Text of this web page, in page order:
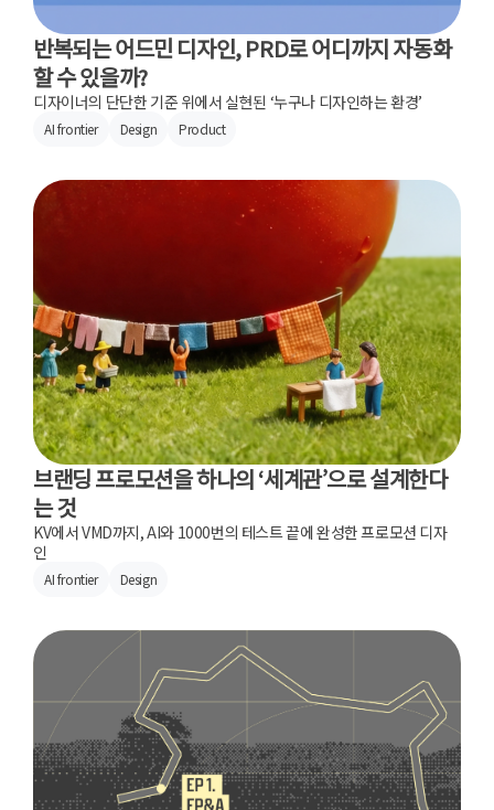
반복되는 어드민 디자인, PRD로 어디까지 자동화
할 수 있을까?
디자이너의 단단한 기준 위에서 실현된 ‘누구나 디자인하는 환경’
AI frontier Design Product
브랜딩 프로모션을 하나의 ‘세계관’으로 설계한다
는 것
KV에서 VMD까지, AI와 1000번의 테스트 끝에 완성한 프로모션 디자
인
AI frontier Design